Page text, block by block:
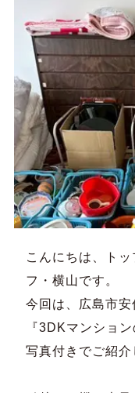
こんにちは、ト
フ・横山です。
今回は、広島市
『3DKマンショ
写真付きでご紹介